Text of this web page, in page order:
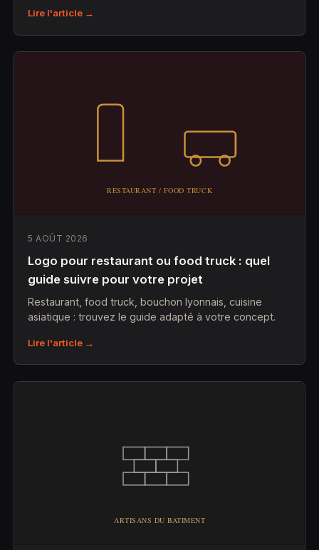
Lire l'article →
5 AOÛT 2026
Logo pour restaurant ou food truck : quel
guide suivre pour votre projet
Restaurant, food truck, bouchon lyonnais, cuisine
asiatique : trouvez le guide adapté à votre concept.
Lire l'article →